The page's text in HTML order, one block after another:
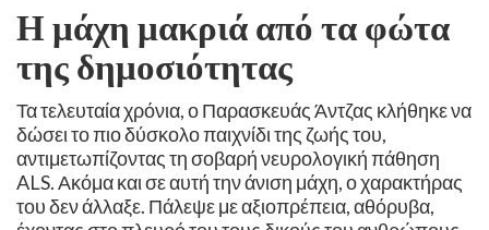
Η μάχη μακριά από τα φώτα
της δημοσιότητας ​
Τα τελευταία χρόνια, ο Παρασκευάς Άντζας κλήθηκε να
δώσει το πιο δύσκολο παιχνίδι της ζωής του,
αντιμετωπίζοντας τη σοβαρή νευρολογική πάθηση
ALS. Ακόμα και σε αυτή την άνιση μάχη, ο χαρακτήρας
του δεν άλλαξε. Πάλεψε με αξιοπρέπεια, αθόρυβα,